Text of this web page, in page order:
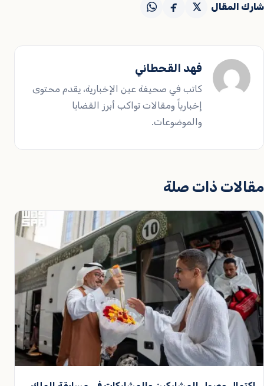
شارك المقال
فهد القحطاني
كاتب في صحيفة عين الإخبارية، يقدم محتوى
إخبارياً ومقالات تواكب أبرز القضايا
والموضوعات.
مقالات ذات صلة